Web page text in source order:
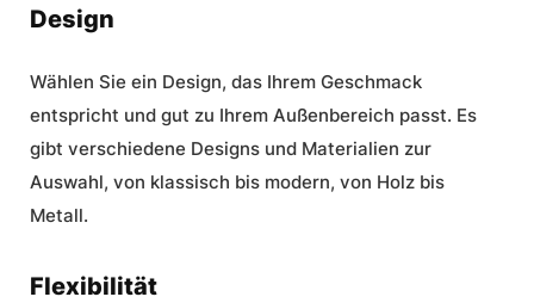
Design
Wählen Sie ein Design, das Ihrem Geschmack
entspricht und gut zu Ihrem Außenbereich passt. Es
gibt verschiedene Designs und Materialien zur
Auswahl, von klassisch bis modern, von Holz bis
Metall.
Flexibilität